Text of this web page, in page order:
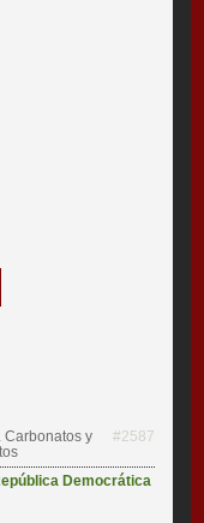
Carbonatos y
#2587
Democrática